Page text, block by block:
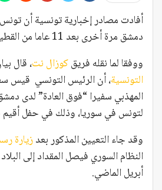
أفادت مصادر إخبارية تونسية أن
دمشق مرة أخرى بعد 11 عاما من القطيعة الدبلوماسية.
ووفقا لما نقله فريقكوزال نت، قال
التونسية، أن الرئيس التونسي قيس
المهذبي سفيرا “فوق العادة” لدى
لتونس في سوريا، وذلك في حفل
وقد جاء التعيين المذكور بعدزيارة
أبريل الماضي.